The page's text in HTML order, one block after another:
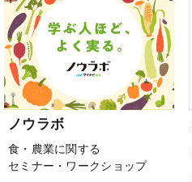
ノウラボ
食・農業に関する
セミナー・ワークショップ